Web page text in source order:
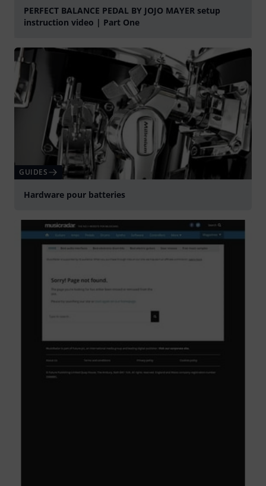
PERFECT BALANCE PEDAL BY JOJO MAYER setup
instruction video | Part One
GUIDES
Hardware pour batteries